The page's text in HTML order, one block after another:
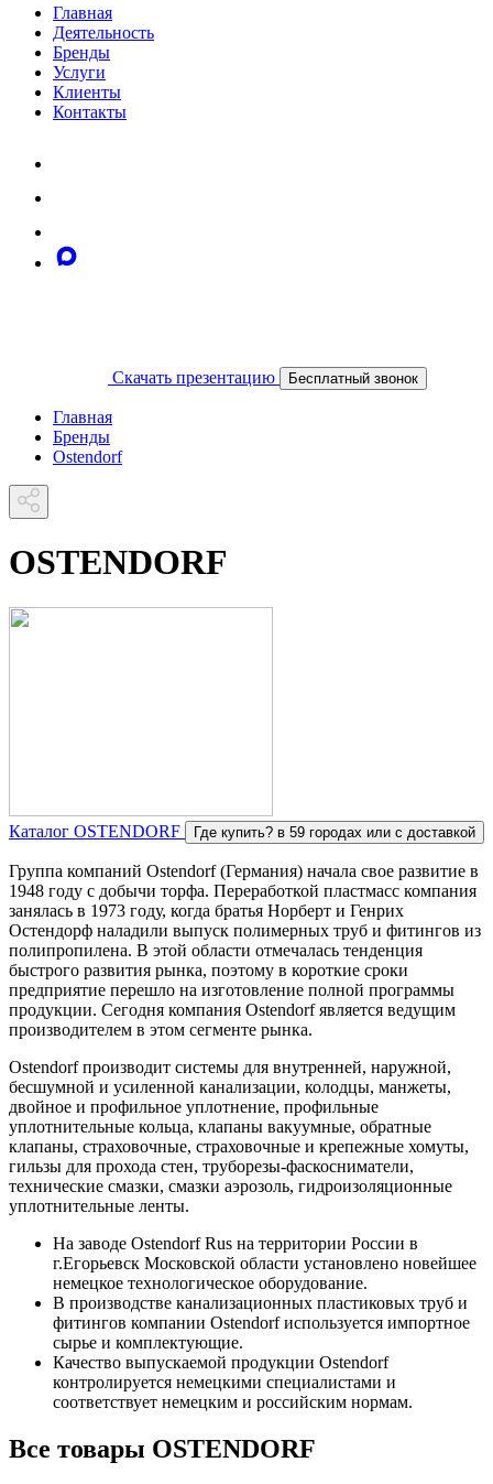
Главная
Деятельность
Бренды
Услуги
Клиенты
Контакты
Скачать презентацию Бесплатный звонок
Главная
Бренды
Ostendorf
OSTENDORF
Каталог OSTENDORF Где купить? в 59 городах или с доставкой
Группа компаний Ostendorf (Германия) начала свое развитие в
1948 году с добычи торфа. Переработкой пластмасс компания
занялась в 1973 году, когда братья Норберт и Генрих
Остендорф наладили выпуск полимерных труб и фитингов из
полипропилена. В этой области отмечалась тенденция
быстрого развития рынка, поэтому в короткие сроки
предприятие перешло на изготовление полной программы
продукции. Сегодня компания Ostendorf является ведущим
производителем в этом сегменте рынка.
Ostendorf производит системы для внутренней, наружной,
бесшумной и усиленной канализации, колодцы, манжеты,
двойное и профильное уплотнение, профильные
уплотнительные кольца, клапаны вакуумные, обратные
клапаны, страховочные, страховочные и крепежные хомуты,
гильзы для прохода стен, труборезы-фаскосниматели,
технические смазки, смазки аэрозоль, гидроизоляционные
уплотнительные ленты.
На заводе Ostendorf Rus на территории России в
г.Егорьевск Московской области установлено новейшее
немецкое технологическое оборудование.
В производстве канализационных пластиковых труб и
фитингов компании Ostendorf используется импортное
сырье и комплектующие.
Качество выпускаемой продукции Ostendorf
контролируется немецкими специалистами и
соответствует немецким и российским нормам.
Все товары OSTENDORF